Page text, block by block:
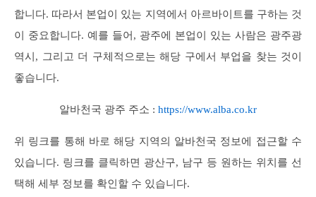
합니다. 따라서 본업이 있는 지역에서 아르바이트를 구하는 것
이 중요합니다. 예를 들어, 광주에 본업이 있는 사람은 광주광
역시, 그리고 더 구체적으로는 해당 구에서 부업을 찾는 것이
좋습니다.
알바천국 광주 주소 : https://www.alba.co.kr
위 링크를 통해 바로 해당 지역의 알바천국 정보에 접근할 수
있습니다. 링크를 클릭하면 광산구, 남구 등 원하는 위치를 선
택해 세부 정보를 확인할 수 있습니다.